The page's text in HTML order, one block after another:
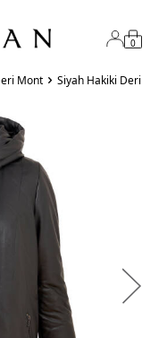
0
Mont Siyah Hakiki Deri